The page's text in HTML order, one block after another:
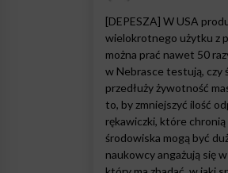
[DEPESZA] W USA
wielokrotnego użytku z
można prać nawet 50
w Nebrasce testują, czy
przedłuży żywotność
to, by zmniejszyć ilość
rękawiczki, które
środowiska mogą być
naukowcy angażują się